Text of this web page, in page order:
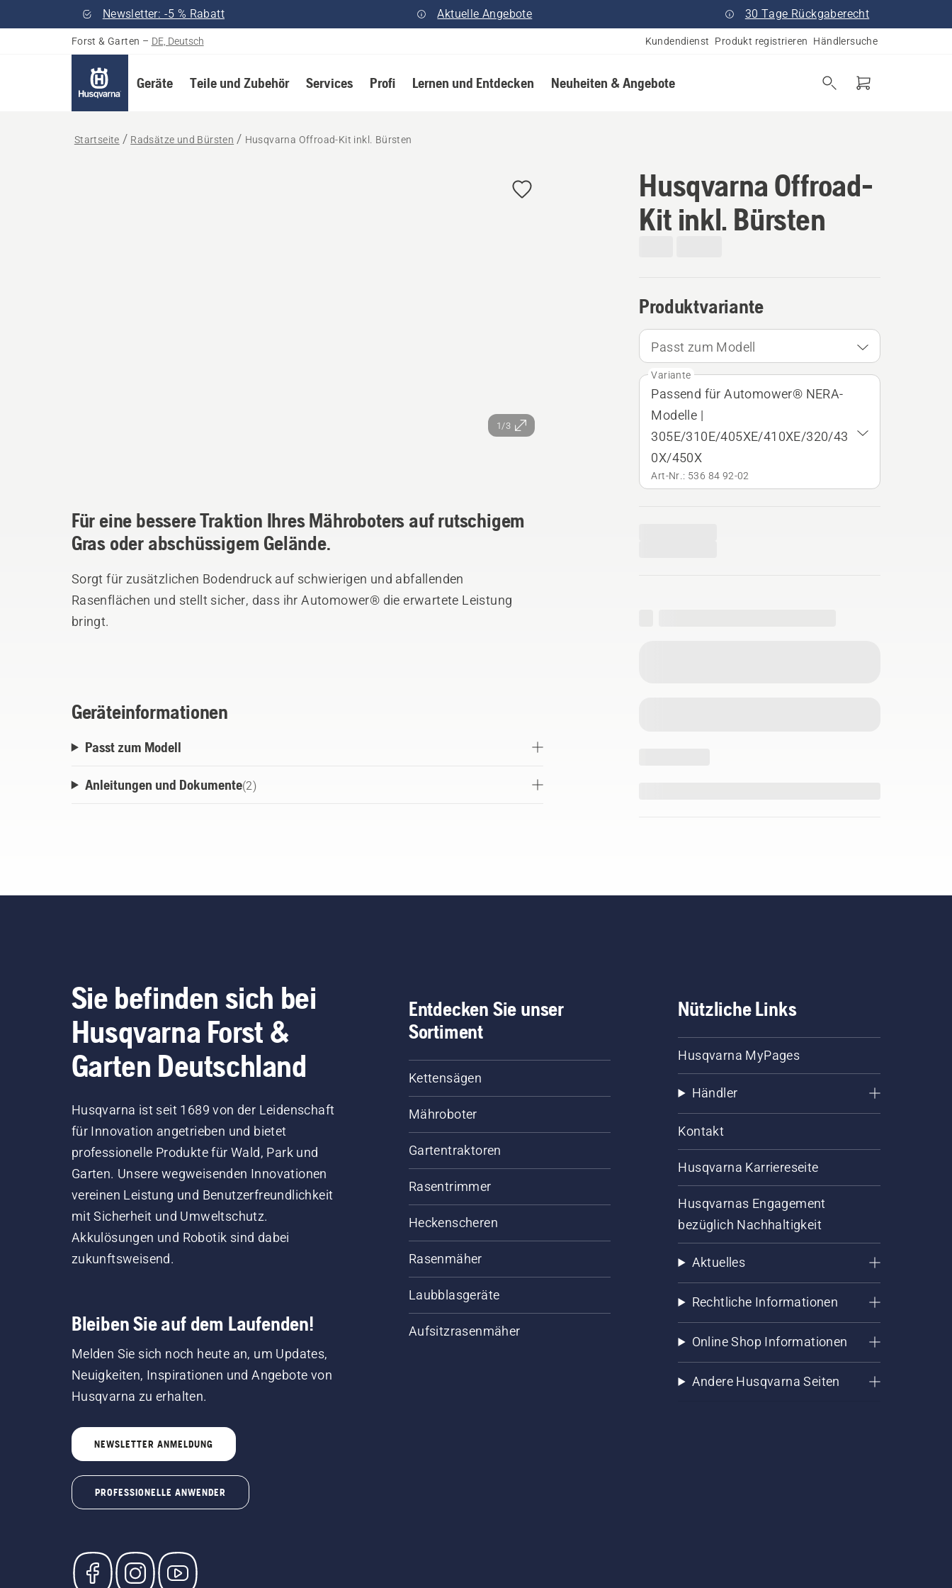
Newsletter: -5 % Rabatt Aktuelle Angebote 30 Tage Rückgaberecht
Forst & Garten – DE, Deutsch Kundendienst Produkt registrieren Händlersuche
Geräte Teile und Zubehör Services Profi Lernen und Entdecken Neuheiten & Angebote
Startseite Radsätze und Bürsten Husqvarna Offroad-Kit inkl. Bürsten
1/3
Husqvarna Offroad-
Kit inkl. Bürsten
Produktvariante
Passt zum Modell
Variante
Passend für Automower® NERA-
Modelle |
305E/310E/405XE/410XE/320/43
0X/450X
Art-Nr.: 536 84 92‑02
Für eine bessere Traktion Ihres Mähroboters auf rutschigem
Gras oder abschüssigem Gelände.
Sorgt für zusätzlichen Bodendruck auf schwierigen und abfallenden
Rasenflächen und stellt sicher, dass ihr Automower® die erwartete Leistung
bringt.
Geräteinformationen
Passt zum Modell
Anleitungen und Dokumente(2)
Sie befinden sich bei
Husqvarna Forst &
Garten Deutschland
Husqvarna ist seit 1689 von der Leidenschaft
für Innovation angetrieben und bietet
professionelle Produkte für Wald, Park und
Garten. Unsere wegweisenden Innovationen
vereinen Leistung und Benutzerfreundlichkeit
mit Sicherheit und Umweltschutz.
Akkulösungen und Robotik sind dabei
zukunftsweisend.
Bleiben Sie auf dem Laufenden!
Melden Sie sich noch heute an, um Updates,
Neuigkeiten, Inspirationen und Angebote von
Husqvarna zu erhalten.
NEWSLETTER ANMELDUNG
PROFESSIONELLE ANWENDER
Entdecken Sie unser
Sortiment
Kettensägen
Mähroboter
Gartentraktoren
Rasentrimmer
Heckenscheren
Rasenmäher
Laubblasgeräte
Aufsitzrasenmäher
Nützliche Links
Husqvarna MyPages
Händler
Kontakt
Husqvarna Karriereseite
Husqvarnas Engagement
bezüglich Nachhaltigkeit
Aktuelles
Rechtliche Informationen
Online Shop Informationen
Andere Husqvarna Seiten